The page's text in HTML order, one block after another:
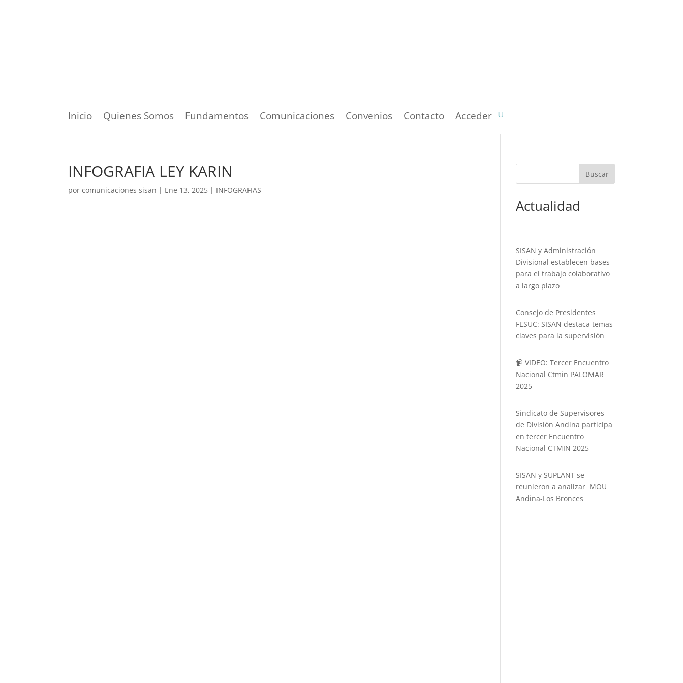
Inicio Quienes Somos Fundamentos Comunicaciones Convenios Contacto Acceder
INFOGRAFIA LEY KARIN
porcomunicaciones sisan | Ene 13, 2025 | INFOGRAFIAS
Actualidad
SISAN y Administración
Divisional establecen bases
para el trabajo colaborativo
a largo plazo
Consejo de Presidentes
FESUC: SISAN destaca temas
claves para la supervisión
📹 VIDEO: Tercer Encuentro
Nacional Ctmin PALOMAR
2025
Sindicato de Supervisores
de División Andina participa
en tercer Encuentro
Nacional CTMIN 2025
SISAN y SUPLANT se
reunieron a analizar MOU
Andina-Los Bronces